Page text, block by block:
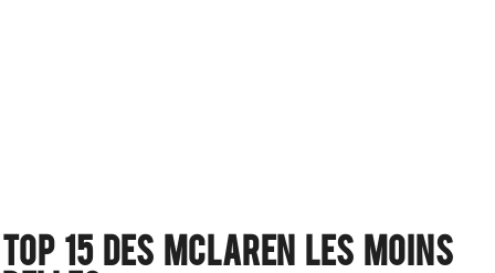
Top 15 des Mclaren les moins